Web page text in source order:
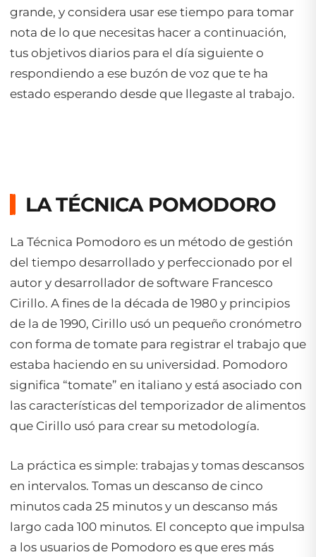
grande, y considera usar ese tiempo para tomar
nota de lo que necesitas hacer a continuación,
tus objetivos diarios para el día siguiente o
respondiendo a ese buzón de voz que te ha
estado esperando desde que llegaste al trabajo.
LA TÉCNICA POMODORO
La Técnica Pomodoro es un método de gestión
del tiempo desarrollado y perfeccionado por el
autor y desarrollador de software Francesco
Cirillo. A fines de la década de 1980 y principios
de la de 1990, Cirillo usó un pequeño cronómetro
con forma de tomate para registrar el trabajo que
estaba haciendo en su universidad. Pomodoro
significa “tomate” en italiano y está asociado con
las características del temporizador de alimentos
que Cirillo usó para crear su metodología.
La práctica es simple: trabajas y tomas descansos
en intervalos. Tomas un descanso de cinco
minutos cada 25 minutos y un descanso más
largo cada 100 minutos. El concepto que impulsa
a los usuarios de Pomodoro es que eres más